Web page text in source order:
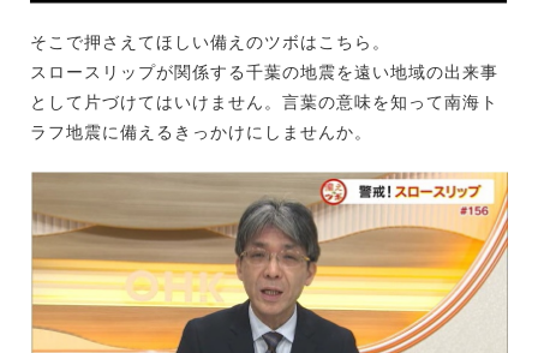
そこで押さえてほしい備えのツボはこちら。
スロースリップが関係する千葉の地震を遠い地域の出来事
として片づけてはいけません。言葉の意味を知って南海ト
ラフ地震に備えるきっかけにしませんか。